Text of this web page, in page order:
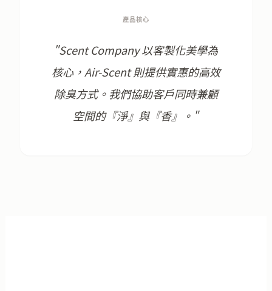
產品核心
"Scent Company 以客製化美學為
核心，Air-Scent 則提供實惠的高效
除臭方式。我們協助客戶同時兼顧
空間的『淨』與『香』。"